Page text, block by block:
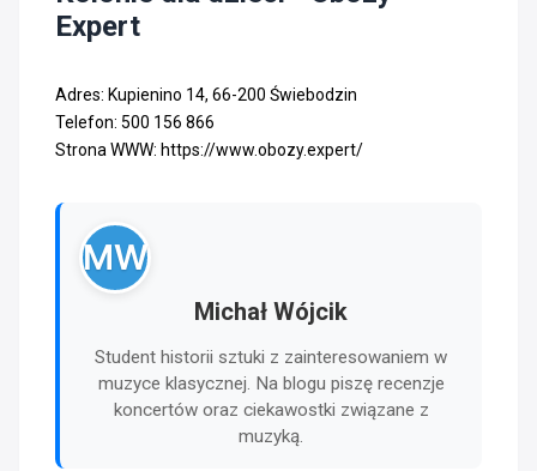
Expert
Adres: Kupienino 14, 66-200 Świebodzin
Telefon: 500 156 866
Strona WWW: https://www.obozy.expert/
MW
Michał Wójcik
Student historii sztuki z zainteresowaniem w
muzyce klasycznej. Na blogu piszę recenzje
koncertów oraz ciekawostki związane z
muzyką.